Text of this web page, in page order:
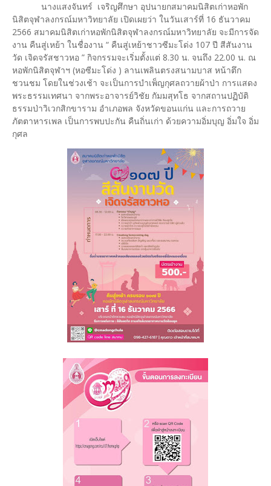
นางแสงจันทร์ เจริญศึกษา อุปนายกสมาคมนิสิตเก่าหอพัก
นิสิตจุฬาลงกรณ์มหาวิทยาลัย เปิดเผยว่า ในวันเสาร์ที่ 16 ธันวาคม
2566 สมาคมนิสิตเก่าหอพักนิสิตจุฬาลงกรณ์มหาวิทยาลัย จะมีการจัด
งาน คืนสู่เหย้า ในชื่องาน “ คืนสู่เหย้าชาวซีมะโด่ง 107 ปี สีสันงาน
วัด เจิดจรัสชาวหอ ” กิจกรรมจะเริ่มตั้งแต่ 8.30 น. จนถึง 22.00 น. ณ
หอพักนิสิตจุฬาฯ (หอซีมะโด่ง ) ลานเพลินตรงสนามบาส หน้าตึก
ชวนชม โดยในช่วงเช้า จะเป็นการบำเพ็ญกุศลถวายผ้าป่า การแสดง
พระธรรมเทศนา จากพระอาจารย์วิชัย กัมมสุทโธ จากสถานปฏิบัติ
ธรรมป่าวิเวกสิกขาราม อำเภอพล จังหวัดขอนแก่น และการถวาย
ภัตตาหารเพล เป็นการพบปะกัน คืนถิ่นเก่า ด้วยความอิ่มบุญ อิ่มใจ อิ่ม
กุศล